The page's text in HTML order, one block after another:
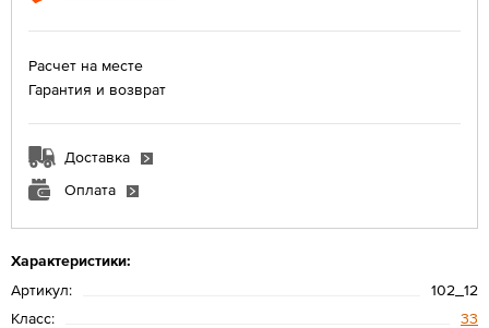
Характеристики:
Артикул:
102_12
Класс:
33
Расчет на месте
Гарантия и возврат
Доставка
Оплата